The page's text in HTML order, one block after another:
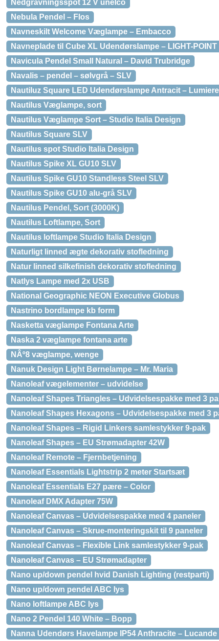
Nedgravningsspot 12 V unelco
Nebula Pendel – Flos
Navneskilt Welcome Væglampe – Embacco
Navneplade til Cube XL Udendørslampe – LIGHT-POINT
Navicula Pendel Small Natural – David Trubridge
Navalis – pendel – sølvgrå – SLV
Nautiluz Square LED Udendørslampe Antracit – Lumiere
Nautilus Væglampe, sort
Nautilus Væglampe Sort – Studio Italia Design
Nautilus Square SLV
Nautilus spot Studio Italia Design
Nautilus Spike XL GU10 SLV
Nautilus Spike GU10 Standless Steel SLV
Nautilus Spike GU10 alu-grå SLV
Nautilus Pendel, Sort (3000K)
Nautilus Loftlampe, Sort
Nautilus loftlampe Studio Italia Design
Naturligt linned ægte dekorativ stofledning
Natur linned silkefinish dekorativ stofledning
Natlys Lampe med 2x USB
National Geographic NEON Executive Globus
Nastrino bordlampe kb form
Nasketta væglampe Fontana Arte
Naska 2 væglampe fontana arte
NÂº8 væglampe, wenge
Nanuk Design Light Børnelampe – Mr. Maria
Nanoleaf vægelementer – udvidelse
Nanoleaf Shapes Triangles – Udvidelsespakke med 3
Nanoleaf Shapes Hexagons – Udvidelsespakke med 3
Nanoleaf Shapes – Rigid Linkers samlestykker 9-pak
Nanoleaf Shapes – EU Strømadapter 42W
Nanoleaf Remote – Fjernbetjening
Nanoleaf Essentials Lightstrip 2 meter Startsæt
Nanoleaf Essentials E27 pære – Color
Nanoleaf DMX Adapter 75W
Nanoleaf Canvas – Udvidelsespakke med 4 paneler
Nanoleaf Canvas – Skrue-monteringskit til 9 paneler
Nanoleaf Canvas – Flexible Link samlestykker 9-pak
Nanoleaf Canvas – EU Strømadapter
Nano up/down pendel hvid Danish Lighting (restparti)
Nano up/down pendel ABC lys
Nano loftlampe ABC lys
Nano 2 Pendel 140 White – Bopp
Nanna Udendørs Havelampe IP54 Anthracite – Lucande